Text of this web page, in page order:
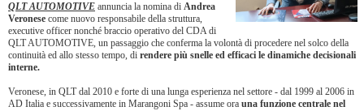
QLT AUTOMOTIVE annuncia la nomina di Andrea
Veronese come nuovo responsabile della struttura,
executive officer nonché braccio operativo del CDA di
QLT AUTOMOTIVE, un passaggio che conferma la volontà di procedere nel solco della
continuità ed allo stesso tempo, di rendere più snelle ed efficaci le dinamiche decisionali
interne.
Veronese, in QLT dal 2010 e forte di una lunga esperienza nel settore - dal 1999 al 2006 in
AD Italia e successivamente in Marangoni Spa - assume ora una funzione centrale nel